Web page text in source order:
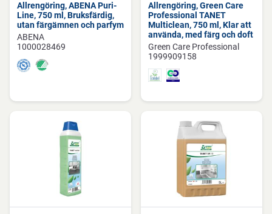
Allrengöring, ABENA Puri-
Line, 750 ml, Bruksfärdig,
utan färgämnen och parfym
ABENA
1000028469
Allrengöring, Green Care
Professional TANET
Multiclean, 750 ml, Klar att
använda, med färg och doft
Green Care Professional
1999909158